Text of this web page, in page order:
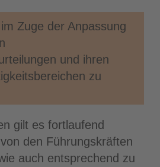
Zuge der Anpassung
und ihren
zu
gilt es fortlaufend
den Führungskräften
auch entsprechend zu